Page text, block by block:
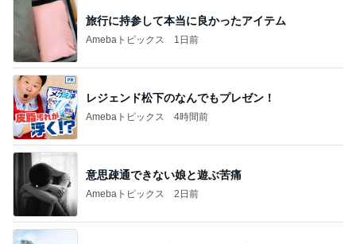
旅行に持参して本当に良かったアイテム
Amebaトピックス 1日前
レジェンド松下のなんでもプレゼン！
Amebaトピックス 4時間前
意思疎通できない娘と遊ぶ苦痛
Amebaトピックス 2日前